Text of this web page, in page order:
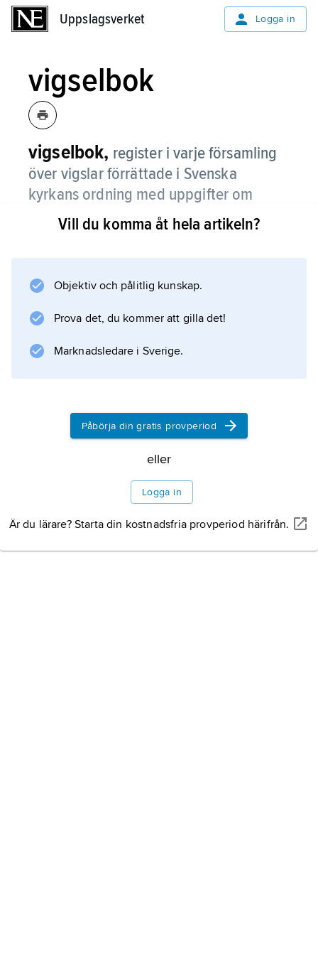
Uppslagsverket Logga in
vigselbok
vigselbok, register i varje församling
över vigslar förrättade i Svenska
kyrkans ordning med uppgifter om
mannen och kvinnan, hindersprövning,
lysning, tid och plats för vigseln,
Svenska kyrkan.
Vigselbok är en av ministerialböckerna och
började föras på 1600-talet. Direkt skyldighet
föreskrevs i kyrkolagen 1686.
Information om artikeln
Vill du komma åt hela artikeln?
Objektiv och pålitlig kunskap.
Prova det, du kommer att gilla det!
Marknadsledare i Sverige.
Påbörja din gratis provperiod
eller
Logga in
Är du lärare? Starta din kostnadsfria provperiod härifrån.